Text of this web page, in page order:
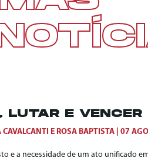
LUTAR E VENCER
E ROSA BAPTISTA 07
e a necessidade de um ato unificado